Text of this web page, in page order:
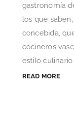
gastronomía
los que
concebida,
cocineros
estilo culinario
READ MORE